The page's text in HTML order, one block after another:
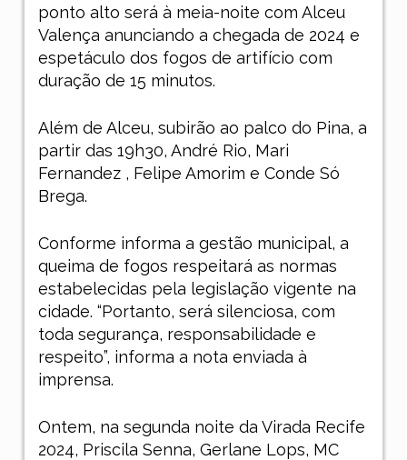
ponto alto será à meia-noite com Alceu
Valença anunciando a chegada de 2024 e
espetáculo dos fogos de artifício com
duração de 15 minutos.
Além de Alceu, subirão ao palco do Pina, a
partir das 19h30, André Rio, Mari
Fernandez , Felipe Amorim e Conde Só
Brega.
Conforme informa a gestão municipal, a
queima de fogos respeitará as normas
estabelecidas pela legislação vigente na
cidade. “Portanto, será silenciosa, com
toda segurança, responsabilidade e
respeito”, informa a nota enviada à
imprensa.
Ontem, na segunda noite da Virada Recife
2024, Priscila Senna, Gerlane Lops, MC